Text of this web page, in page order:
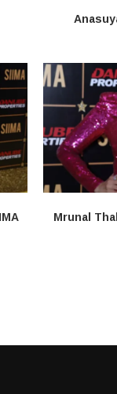
Mrunal